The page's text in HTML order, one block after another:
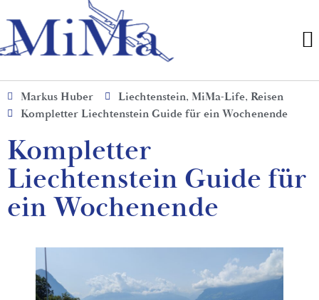
Markus Huber Liechtenstein, MiMa-Life, Reisen
Kompletter Liechtenstein Guide für ein Wochenende
Kompletter
Liechtenstein Guide für
ein Wochenende